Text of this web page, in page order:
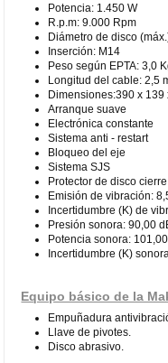
Potencia: 1.450 W
R.p.m: 9.000 Rpm
Diámetro de disco
Inserción: M14
Peso según EPTA: 3,0
Longitud del cable: 2,5
Dimensiones:390 x 139
Arranque suave
Electrónica constante
Sistema anti - restart
Bloqueo del eje
Sistema SJS
Protector de disco
Emisión de vibración:
Incertidumbre (K) de
Presión sonora: 90,00
Potencia sonora:
Incertidumbre (K)
Equipo básico de la
Empuñadura
Llave de pivotes.
Disco abrasivo.